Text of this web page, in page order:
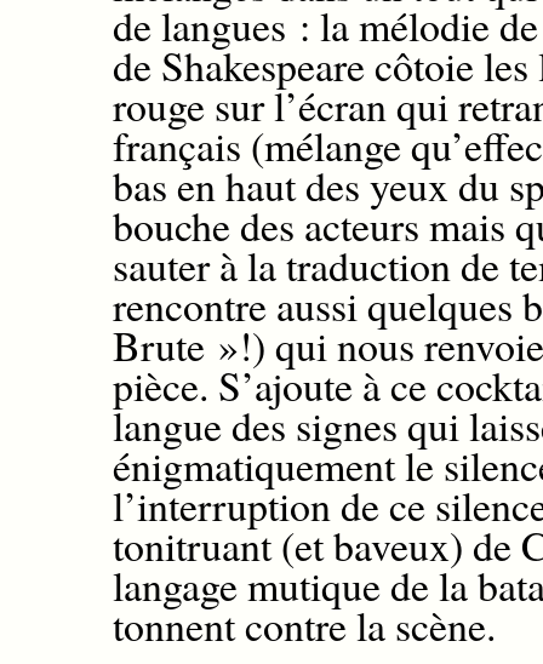
de langues : la mélodie
de Shakespearecôtoieles
rougesur l’écran qui
français (mélange
bas en haut des yeuxdu
bouche des acteurs mais
sauterà la traduction de
rencontreaussi quelques
Brute »!)qui nous r
pièce. S’ajoute à ce
langue des signes qui
énigmatiquementle
l’interruption de ce
tonitruant(et baveux) de
langagemutiquedela
tonnentcontre la scène.